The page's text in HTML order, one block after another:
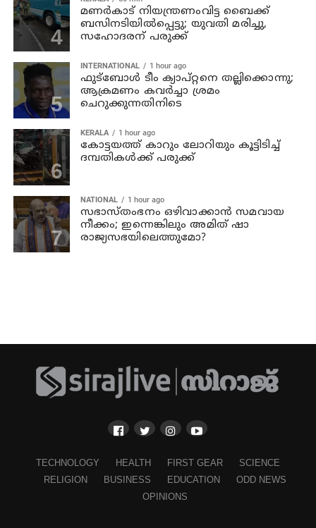
മണര്‍കാട് നിയന്ത്രണംവിട്ട ബൈക്ക്
ബസിനടിയിൽപ്പെട്ടു; യുവതി മരിച്ചു,
സഹോദരന് പരുക്ക്
INTERNATIONAL 1 hour ago
ഫുട്ബോൾ ടീം ക്യാപ്റ്റനെ തല്ലിക്കൊന്നു;
ആക്രമണം കവർച്ചാ ശ്രമം
ചെറുക്കുന്നതിനിടെ
KERALA 1 hour ago
കോട്ടയത്ത് കാറും ലോറിയും കൂട്ടിടിച്ച്
ദമ്പതികള്‍ക്ക് പരുക്ക്
NATIONAL 1 hour ago
സഭാസ്തംഭനം ഒഴിവാക്കാൻ സമവായ
നീക്കം; ഇന്നെങ്കിലും അമിത് ഷാ
രാജ്യസഭയിലെത്തുമോ?
TECHNOLOGY HEALTH FIRST GEAR
SCIENCE
RELIGION
BUSINESS EDUCATION
ODD NEWS
OPINIONS